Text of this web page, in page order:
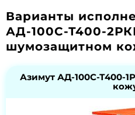
Варианты
АД-100С-Т400-
шумозащитном
Азимут АД-100С-Т400-